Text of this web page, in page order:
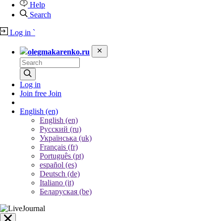
Help
Search
Log in `
olegmakarenko.ru
Log in
Join free Join
English (en)
English (en)
Русский (ru)
Українська (uk)
Français (fr)
Português (pt)
español (es)
Deutsch (de)
Italiano (it)
Беларуская (be)